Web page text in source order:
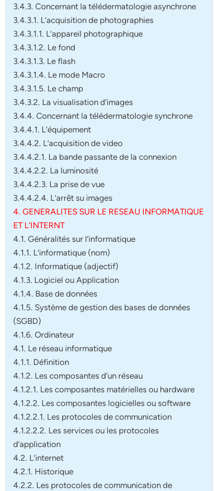
3.4.3. Concernant la télédermatologie asynchrone
3.4.3.1. L’acquisition de photographies
3.4.3.1.1. L’appareil photographique
3.4.3.1.2. Le fond
3.4.3.1.3. Le flash
3.4.3.1.4. Le mode Macro
3.4.3.1.5. Le champ
3.4.3.2. La visualisation d’images
3.4.4. Concernant la télédermatologie synchrone
3.4.4.1. L’équipement
3.4.4.2. L’acquisition de video
3.4.4.2.1. La bande passante de la connexion
3.4.4.2.2. La luminosité
3.4.4.2.3. La prise de vue
3.4.4.2.4. L’arrêt su images
4. GENERALITES SUR LE RESEAU INFORMATIQUE
ET L’INTERNT
4.1. Généralités sur l’informatique
4.1.1. L’informatique (nom)
4.1.2. Informatique (adjectif)
4.1.3. Logiciel ou Application
4.1.4. Base de données
4.1.5. Système de gestion des bases de données
(SGBD)
4.1.6. Ordinateur
4.1. Le réseau informatique
4.1.1. Définition
4.1.2. Les composantes d’un réseau
4.1.2.1. Les composantes matérielles ou hardware
4.1.2.2. Les composantes logicielles ou software
4.1.2.2.1. Les protocoles de communication
4.1.2.2.2. Les services ou les protocoles
d’application
4.2. L’internet
4.2.1. Historique
4.2.2. Les protocoles de communication de